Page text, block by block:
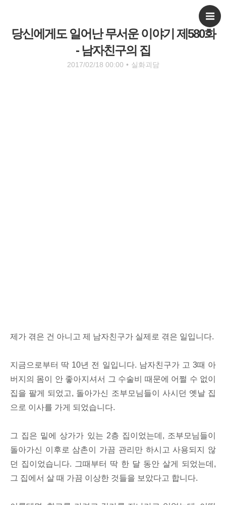
당신에게도 일어난 무서운 이야기 제580화
- 남자친구의 집
2017/02/18 00:00 • 실화괴담
제가 겪은 건 아니고 제 남자친구가 실제로 겪은 일입니다.
지금으로부터 딱 10년 전 일입니다. 남자친구가 고 3때 아
버지의 몸이 안 좋아지셔서 그 수술비 때문에 어쩔 수 없이
집을 팔게 되었고, 돌아가신 조부모님들이 사시던 옛날 집
으로 이사를 가게 되었습니다.
그 집은 밑에 상가가 있는 2층 집이었는데, 조부모님들이
돌아가신 이후로 삼촌이 가끔 관리만 하시고 사용되지 않
던 집이었습니다. 그때부터 딱 한 달 동안 살게 되었는데,
그 집에서 살 때 가끔 이상한 것들을 보았다고 합니다.